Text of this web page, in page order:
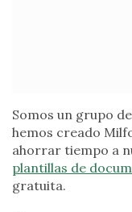
Somos un grupo
hemos creado
ahorrar tiempo a
plantillas de
gratuita.